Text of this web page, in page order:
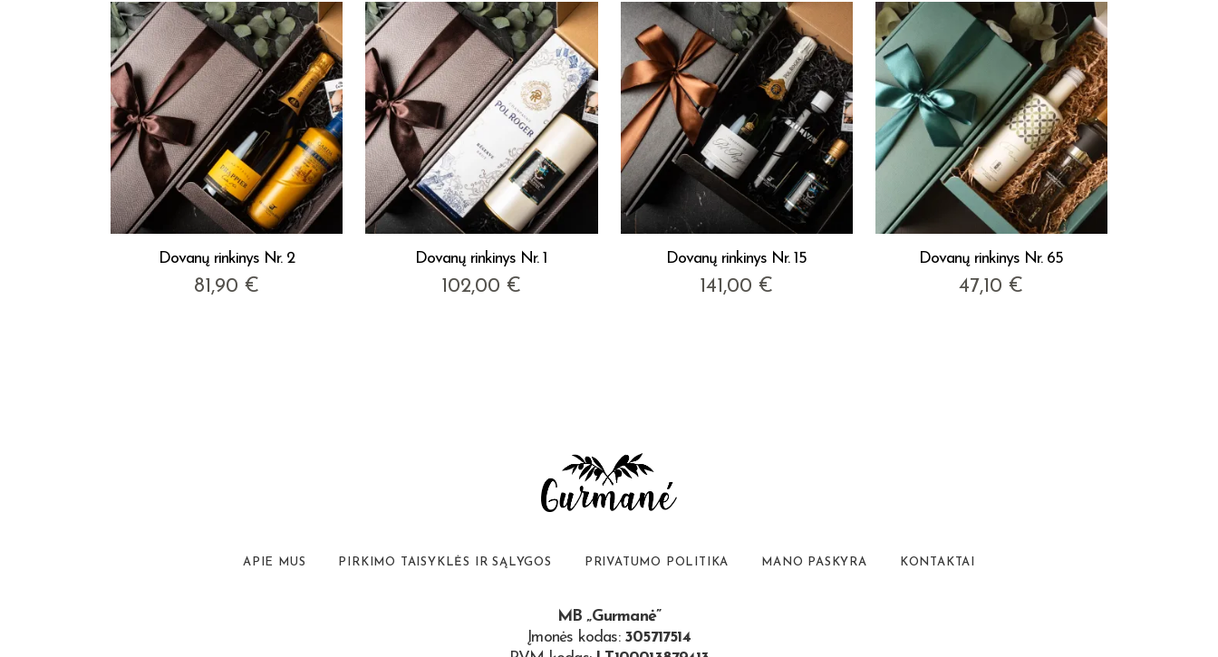
Dovanų rinkinys Nr. 2
81,90€
Dovanų rinkinys Nr. 1
102,00€
Dovanų rinkinys Nr. 15
141,00€
Dovanų rinkinys Nr. 65
47,10€
APIE MUS PIRKIMO TAISYKLĖS IR SĄLYGOS PRIVATUMO POLITIKA MANO PASKYRA KONTAKTAI
MB „Gurmanė”
Įmonės kodas: 305717514